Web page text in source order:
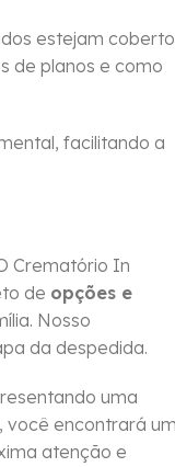
estejam
de planos e como
facilitando a
Crematório In
de opções e
Nosso
da despedida.
uma
você encontrará
atenção e